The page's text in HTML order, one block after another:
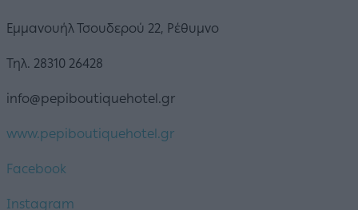
Εμμανουήλ Τσουδερού 22, Ρέθυμνο
Τηλ. 28310 26428
info@pepiboutiquehotel.gr
www.pepiboutiquehotel.gr
Facebook
Instagram